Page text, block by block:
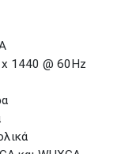
1440 @ 60Hz